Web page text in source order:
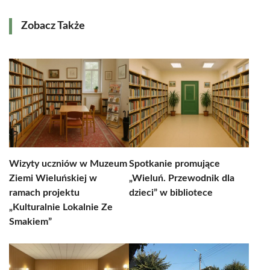
Zobacz Także
Wizyty uczniów w Muzeum
Ziemi Wieluńskiej w
ramach projektu
„Kulturalnie Lokalnie Ze
Smakiem”
Spotkanie promujące
„Wieluń. Przewodnik dla
dzieci” w bibliotece